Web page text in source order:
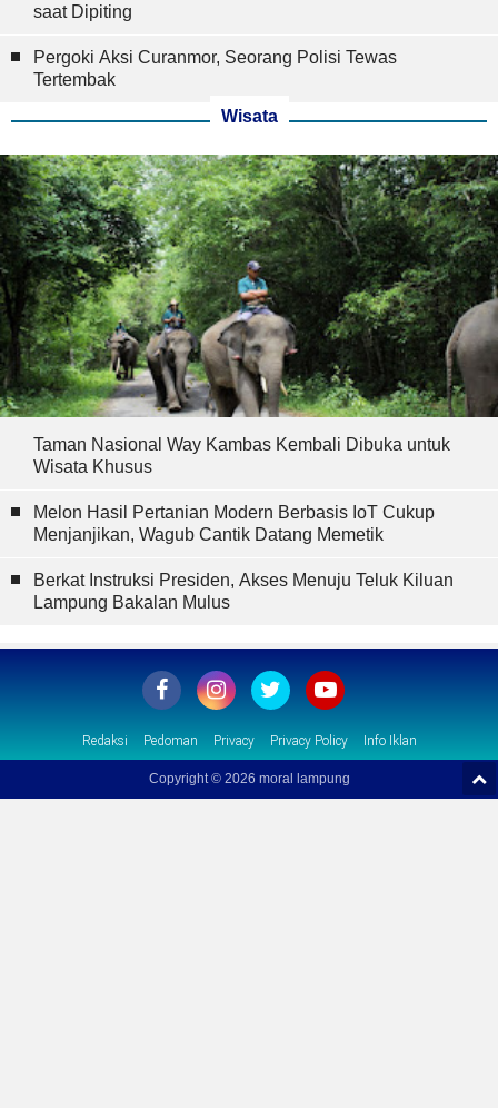
saat Dipiting
Pergoki Aksi Curanmor, Seorang Polisi Tewas
Tertembak
Wisata
Taman Nasional Way Kambas Kembali Dibuka untuk
Wisata Khusus
Melon Hasil Pertanian Modern Berbasis IoT Cukup
Menjanjikan, Wagub Cantik Datang Memetik
Berkat Instruksi Presiden, Akses Menuju Teluk Kiluan
Lampung Bakalan Mulus
Redaksi Pedoman Privacy Privacy Policy Info Iklan
Copyright © 2026 moral lampung